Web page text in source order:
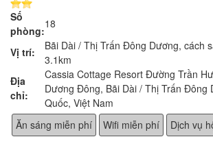
Số
phòng:
18
Vị trí:
Bãi Dài / Thị Trấn Đông Dương, cách
3.1km
Địa
chỉ:
Cassia Cottage Resort Đường Trần
Dương Đông, Bãi Dài / Thị Trấn Đông
Quốc, Việt Nam
Ăn sáng miễn phí
Wifi miễn phí Dịch vụ